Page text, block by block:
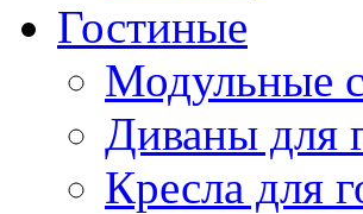
Гостиные
Модульные
Диваны для
Кресла для